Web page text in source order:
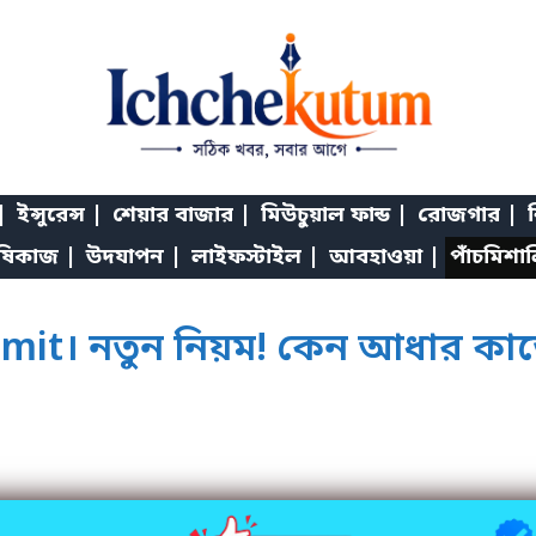
ইন্সুরেন্স | শেয়ার বাজার | মিউচুয়াল ফান্ড | রোজগার |
|
উদযাপন | লাইফস্টাইল | আবহাওয়া |
নতুন নিয়ম! কেন আধার